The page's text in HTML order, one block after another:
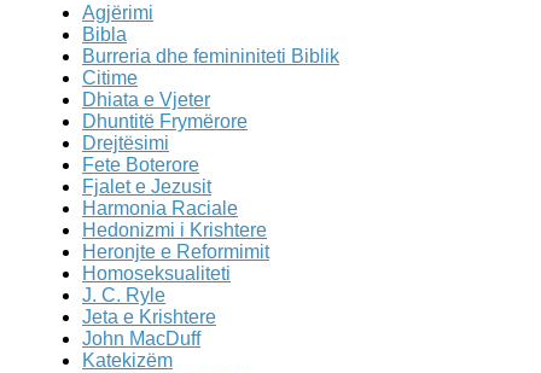
Agjërimi
Bibla
Burreria dhe femininiteti Biblik
Citime
Dhiata e Vjeter
Dhuntitë Frymërore
Drejtësimi
Fete Boterore
Fjalet e Jezusit
Harmonia Raciale
Hedonizmi i Krishtere
Heronjte e Reformimit
Homoseksualiteti
J. C. Ryle
Jeta e Krishtere
John MacDuff
Katekizëm